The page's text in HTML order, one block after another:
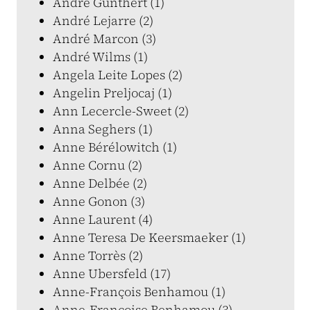
André Lejarre (2)
André Marcon (3)
André Wilms (1)
Angela Leite Lopes (2)
Angelin Preljocaj (1)
Ann Lecercle-Sweet (2)
Anna Seghers (1)
Anne Bérélowitch (1)
Anne Cornu (2)
Anne Delbée (2)
Anne Gonon (3)
Anne Laurent (4)
Anne Teresa De Keersmaeker (1)
Anne Torrès (2)
Anne Ubersfeld (17)
Anne-François Benhamou (1)